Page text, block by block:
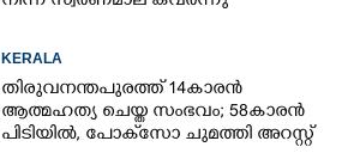
KERALA
തിരുവനന്തപുരത്ത് 14കാരൻ
ആത്മഹത്യ ചെയ്ത സംഭവം; 58കാരൻ
പിടിയിൽ, പോക്‌സോ ചുമത്തി അറസ്റ്റ്